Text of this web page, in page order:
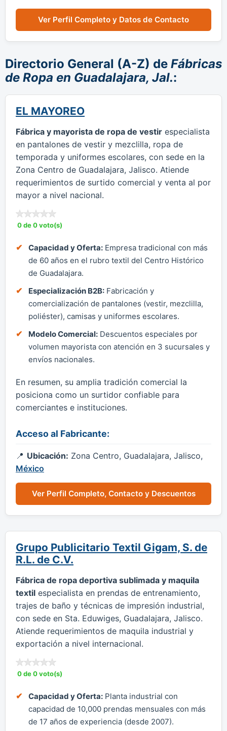
Ver Perfil Completo y Datos de Contacto
Directorio General (A-Z) de Fábricas
de Ropa en Guadalajara, Jal.:
EL MAYOREO
Fábrica y mayorista de ropa de vestir especialista
en pantalones de vestir y mezclilla, ropa de
temporada y uniformes escolares, con sede en la
Zona Centro de Guadalajara, Jalisco. Atiende
requerimientos de surtido comercial y venta al por
mayor a nivel nacional.
0 de 0 voto(s)
Capacidad y Oferta: Empresa tradicional con más
de 60 años en el rubro textil del Centro Histórico
de Guadalajara.
Especialización B2B: Fabricación y
comercialización de pantalones (vestir, mezclilla,
poliéster), camisas y uniformes escolares.
Modelo Comercial: Descuentos especiales por
volumen mayorista con atención en 3 sucursales y
envíos nacionales.
En resumen, su amplia tradición comercial la
posiciona como un surtidor confiable para
comerciantes e instituciones.
Acceso al Fabricante:
Ubicación: Zona Centro, Guadalajara, Jalisco,
México
Ver Perfil Completo, Contacto y Descuentos
Grupo Publicitario Textil Gigam, S. de
R.L. de C.V.
Fábrica de ropa deportiva sublimada y maquila
textil especialista en prendas de entrenamiento,
trajes de baño y técnicas de impresión industrial,
con sede en Sta. Eduwiges, Guadalajara, Jalisco.
Atiende requerimientos de maquila industrial y
exportación a nivel internacional.
0 de 0 voto(s)
Capacidad y Oferta: Planta industrial con
capacidad de 10,000 prendas mensuales con más
de 17 años de experiencia (desde 2007).